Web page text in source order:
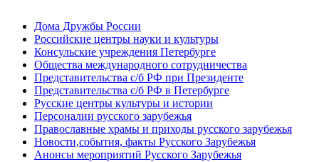
Дома Дружбы России
Российские центры науки и культуры
Консульские учреждения Петербурге
Общества международного сотрудничества
Представительства с/б РФ при Президенте
Представительства с/б РФ в Петербурге
Русские центры культуры и истории
Персоналии русского зарубежья
Православные храмы и приходы русского зарубежья
Новости,события, факты Русского Зарубежья
Анонсы мероприятий Русского Зарубежья